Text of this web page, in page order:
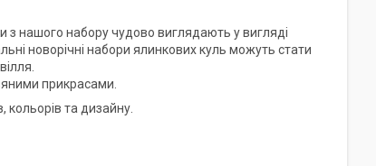
нашого набору чудово виглядають у вигляді
новорічні набори ялинкових куль можуть стати
прикрасами.
кольорів та дизайну.